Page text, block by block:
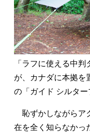
「ラフに使える中
が、カナダに本拠を
の「ガイド シルター
恥ずかしながらア
在を全く知らなかっ